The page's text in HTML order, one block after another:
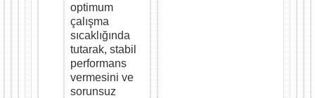
optimum
çalışma
sıcaklığında
tutarak, stabil
performans
vermesini ve
sorunsuz